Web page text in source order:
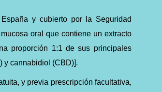
y cubierto por la Seguridad
oral que contiene un extracto
proporción 1:1 de sus principales
y cannabidiol (CBD)].
y previa prescripción facultativa,